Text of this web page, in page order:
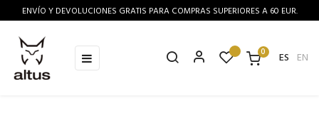
ENVÍO Y DEVOLUCIONES GRATIS PARA COMPRAS SUPERIORES A 60 EUR.
Navegación
de
☰ 0 ES EN